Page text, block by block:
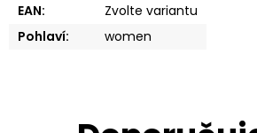
EAN:
Zvolte variantu
Pohlaví: women